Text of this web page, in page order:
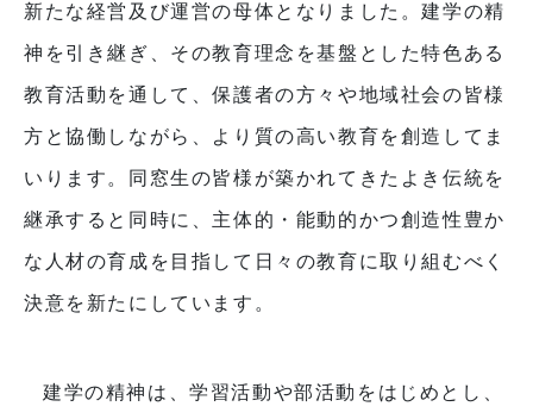
新たな経営及び運営の母体となりました。建学の精
神を引き継ぎ、その教育理念を基盤とした特色ある
教育活動を通して、保護者の方々や地域社会の皆様
方と協働しながら、より質の高い教育を創造してま
いります。同窓生の皆様が築かれてきたよき伝統を
継承すると同時に、主体的・能動的かつ創造性豊か
な人材の育成を目指して日々の教育に取り組むべく
決意を新たにしています。
建学の精神は、学習活動や部活動をはじめとし、